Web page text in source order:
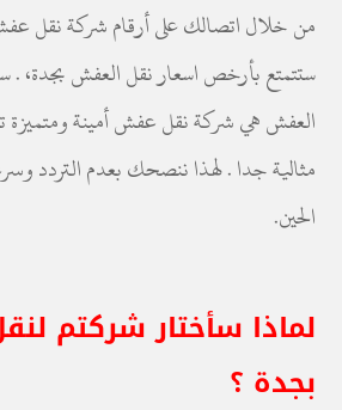
من خلال اتصالك على أرقام شركة نقل
ستتمتع بأرخص اسعار نقل العفش بجدة، .
العفش هي شركة نقل عفش أمينة
مثالية جدا . لهذا ننصحك بعدم التردد
الحين.
لماذا سأختار شركتم
بجدة ؟